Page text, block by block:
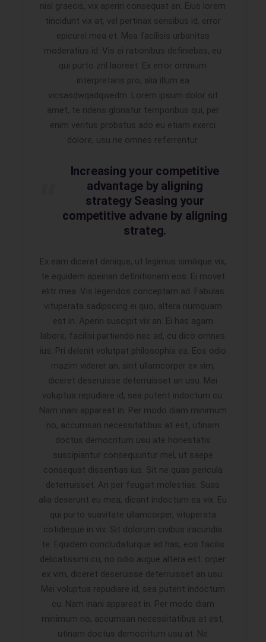
nisl graecis, vix aperiri consequat an. Eius lorem
tincidunt vix at, vel pertinax sensibus id, error
epicurei mea et. Mea facilisis urbanitas
moderatius id. Vis ei rationibus definiebas, eu
qui purto zril laoreet. Ex error omnium
interpretaris pro, alia illum ea
vicsasdwqadqwedm. Lorem ipsum dolor sit
amet, te ridens gloriatur temporibus qui, per
enim veritus probatus ado eu etiam exerci
dolore, usu ne omnes referrentur.
Increasing your competitive
advantage by aligning
strategy Seasing your
competitive advane by aligning
strateg.
Ex eam diceret denique, ut legimus similique vix,
te equidem apeirian definitionem eos. Ei movet
elitr mea. Vis legendos conceptam ad. Fabulas
vituperata sadipscing ei quo, altera numquam
est in. Aperiri suscipit vix an. Ei has agam
labore, facilisi partiendo nec ad, cu dico omnes
ius. Pri delenit volutpat philosophia ea. Eos odio
mazim viderer an, sint ullamcorper ex vim,
diceret deseruisse deterruisset an usu. Mei
voluptua repudiare id, sea putent indoctum cu.
Nam inani appareat in. Per modo diam minimum
no, accumsan necessitatibus at est, utinam
doctus democritum usu ate honestatis
suscipiantur consequuntur mel, ut saepe
consequat dissentias ius. Sit ne quas pericula
deterruisset. An per feugait molestiae. Suas
alia deserunt eu mea, dicant indoctum ea vix. Eu
qui purto suavitate ullamcorper, vituperata
cotidieque in vix. Sit dolorum civibus iracundia
te. Equidem concludaturque ad has, eos facilis
delicatissimi cu, no odio augue altera est. orper
ex vim, diceret deseruisse deterruisset an usu.
Mei voluptua repudiare id, sea putent indoctum
cu. Nam inani appareat in. Per modo diam
minimum no, accumsan necessitatibus at est,
utinam doctus democritum usu at. Ne